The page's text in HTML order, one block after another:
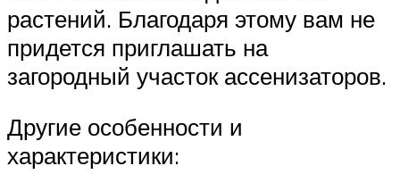
растений. Благодаря этому вам не
придется приглашать на
загородный участок ассенизаторов.
Другие особенности и
характеристики: